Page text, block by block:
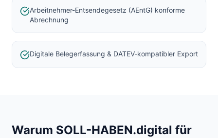
Arbeitnehmer-Entsendegesetz (AEntG) konforme
Abrechnung
Digitale Belegerfassung & DATEV-kompatibler Export
Warum SOLL-HABEN.digital für